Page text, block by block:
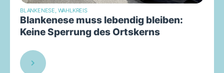
BLANKENESE, WAHLKREIS
Blankenese muss lebendig bleiben:
Keine Sperrung des Ortskerns